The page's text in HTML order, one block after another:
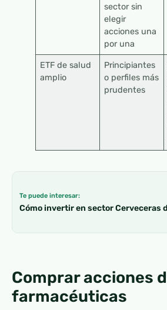
sector sin
elegir
acciones una
por una
ETF de salud
amplio
Principiantes
o perfiles más
prudentes
Te puede interesar:
Cómo invertir en sector Cerveceras
Comprar acciones
farmacéuticas